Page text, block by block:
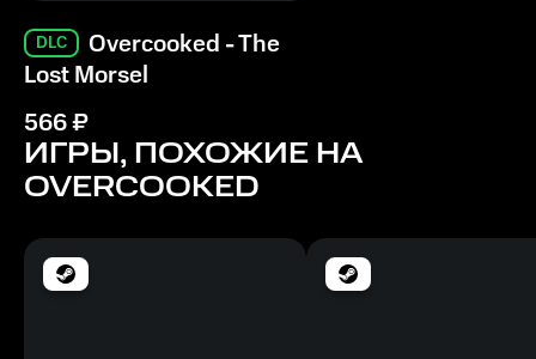
DLC
Overcooked - The
Lost Morsel
566₽
ИГРЫ, ПОХОЖИЕ НА
OVERCOOKED